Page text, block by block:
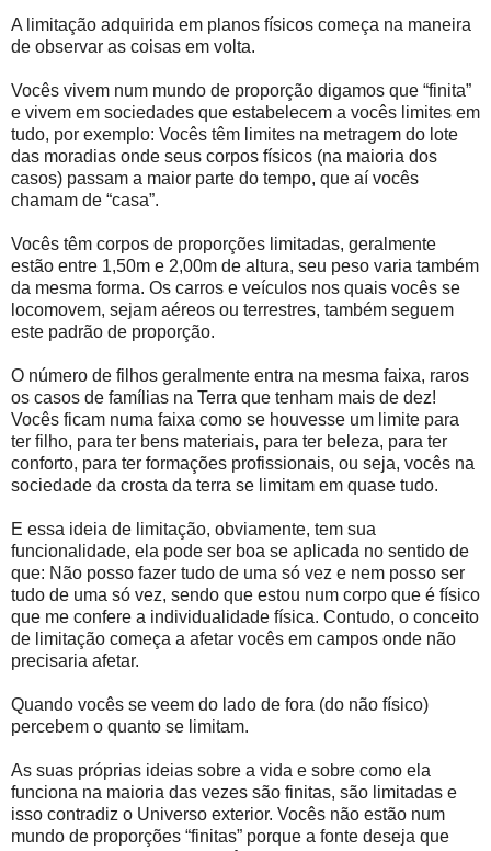
A limitação adquirida em planos físicos começa na maneira
de observar as coisas em volta.
Vocês vivem num mundo de proporção digamos que “finita”
e vivem em sociedades que estabelecem a vocês limites em
tudo, por exemplo: Vocês têm limites na metragem do lote
das moradias onde seus corpos físicos (na maioria dos
casos) passam a maior parte do tempo, que aí vocês
chamam de “casa”.
Vocês têm corpos de proporções limitadas, geralmente
estão entre 1,50m e 2,00m de altura, seu peso varia também
da mesma forma. Os carros e veículos nos quais vocês se
locomovem, sejam aéreos ou terrestres, também seguem
este padrão de proporção.
O número de filhos geralmente entra na mesma faixa, raros
os casos de famílias na Terra que tenham mais de dez!
Vocês ficam numa faixa como se houvesse um limite para
ter filho, para ter bens materiais, para ter beleza, para ter
conforto, para ter formações profissionais, ou seja, vocês na
sociedade da crosta da terra se limitam em quase tudo.
E essa ideia de limitação, obviamente, tem sua
funcionalidade, ela pode ser boa se aplicada no sentido de
que: Não posso fazer tudo de uma só vez e nem posso ser
tudo de uma só vez, sendo que estou num corpo que é físico
que me confere a individualidade física. Contudo, o conceito
de limitação começa a afetar vocês em campos onde não
precisaria afetar.
Quando vocês se veem do lado de fora (do não físico)
percebem o quanto se limitam.
As suas próprias ideias sobre a vida e sobre como ela
funciona na maioria das vezes são finitas, são limitadas e
isso contradiz o Universo exterior. Vocês não estão num
mundo de proporções “finitas” porque a fonte deseja que